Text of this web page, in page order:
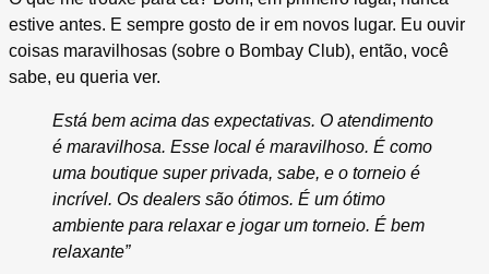
estive antes. E sempre gosto de ir em novos lugar. Eu ouvir
coisas maravilhosas (sobre o Bombay Club), então, você
sabe, eu queria ver.
Está bem acima das expectativas. O atendimento
é maravilhosa. Esse local é maravilhoso. É como
uma boutique super privada, sabe, e o torneio é
incrível. Os dealers são ótimos. É um ótimo
ambiente para relaxar e jogar um torneio. É bem
relaxante”